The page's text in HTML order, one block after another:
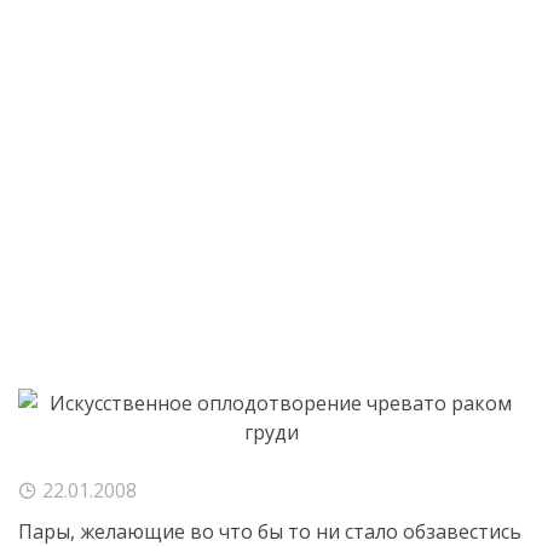
22.01.2008
Пары, желающие во что бы то ни стало обзавестись